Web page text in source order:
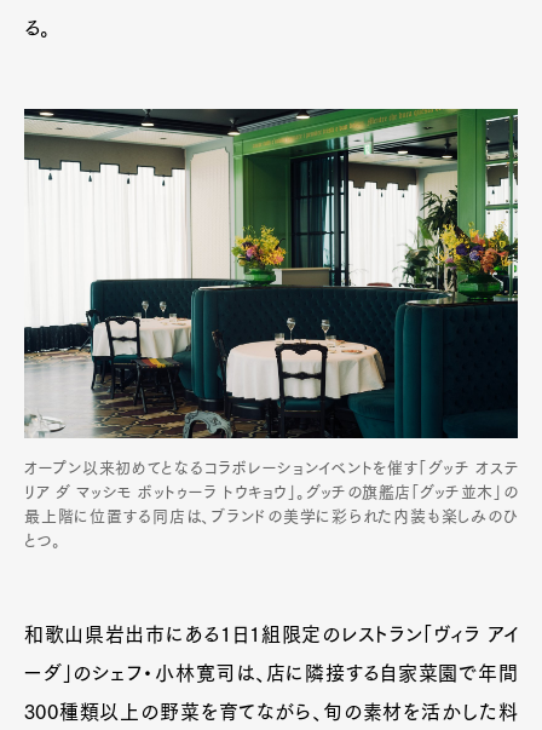
る。
オープン以来初めてとなるコラボレーションイベントを催す「グッチ オステ
リア ダ マッシモ ボットゥーラ トウキョウ」。グッチの旗艦店「グッチ並木」の
最上階に位置する同店は、ブランドの美学に彩られた内装も楽しみのひ
とつ。
和歌山県岩出市にある1日1組限定のレストラン「ヴィラ アイ
ーダ」のシェフ・小林寛司は、店に隣接する自家菜園で年間
300種類以上の野菜を育てながら、旬の素材を活かした料